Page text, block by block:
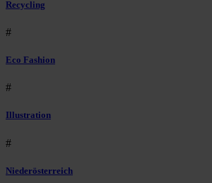
Recycling
#
Eco Fashion
#
Illustration
#
Niederösterreich